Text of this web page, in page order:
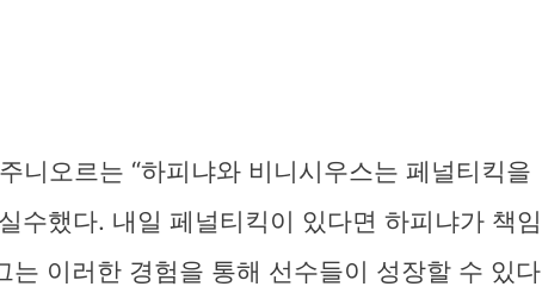
니오르는 “하피냐와 비니시우스는 페널티킥을
수했다. 내일 페널티킥이 있다면 하피냐가 책임
는 이러한 경험을 통해 선수들이 성장할 수 있다